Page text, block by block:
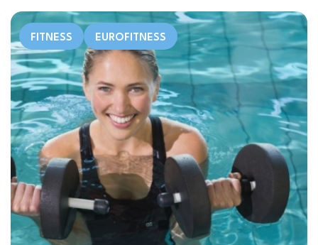
FITNESS EUROFITNESS